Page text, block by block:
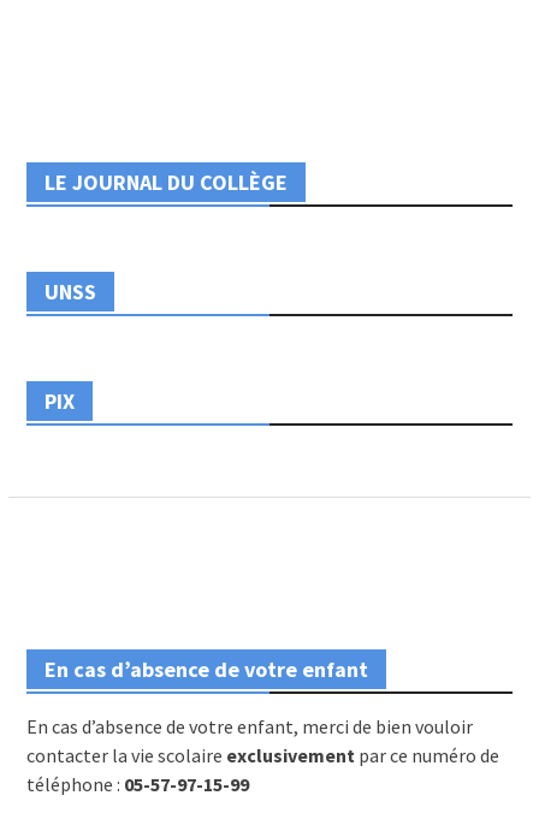
LE JOURNAL DU COLLÈGE
UNSS
PIX
En cas d’absence de votre enfant
En cas d’absence de votre enfant, merci de bien vouloir
contacter la vie scolaire exclusivementpar ce numéro de
téléphone : 05-57-97-15-99